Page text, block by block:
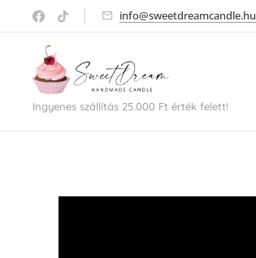
info@sweetdreamcandle.hu
Ingyenes szállítás 25.000 Ft érték felett!